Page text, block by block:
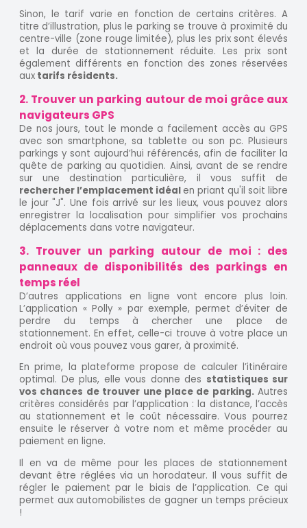
Sinon, le tarif varie en fonction de certains critères. A
titre d’illustration, plus le parking se trouve à proximité du
centre-ville (zone rouge limitée), plus les prix sont élevés
et la durée de stationnement réduite. Les prix sont
également différents en fonction des zones réservées
aux tarifs résidents.
2. Trouver un parking autour de moi grâce aux
navigateurs GPS
De nos jours, tout le monde a facilement accès au GPS
avec son smartphone, sa tablette ou son pc. Plusieurs
parkings y sont aujourd’hui référencés, afin de faciliter la
quête de parking au quotidien. Ainsi, avant de se rendre
sur une destination particulière, il vous suffit de
rechercher l’emplacement idéal en priant qu'il soit libre
le jour "J". Une fois arrivé sur les lieux, vous pouvez alors
enregistrer la localisation pour simplifier vos prochains
déplacements dans votre navigateur.
3. Trouver un parking autour de moi : des
panneaux de disponibilités des parkings en
temps réel
D’autres applications en ligne vont encore plus loin.
L’application « Polly » par exemple, permet d’éviter de
perdre du temps à chercher une place de
stationnement. En effet, celle-ci trouve à votre place un
endroit où vous pouvez vous garer, à proximité.
En prime, la plateforme propose de calculer l’itinéraire
optimal. De plus, elle vous donne des statistiques sur
vos chances de trouver une place de parking. Autres
critères considérés par l’application : la distance, l’accès
au stationnement et le coût nécessaire. Vous pourrez
ensuite le réserver à votre nom et même procéder au
paiement en ligne.
Il en va de même pour les places de stationnement
devant être réglées via un horodateur. Il vous suffit de
régler le paiement par le biais de l’application. Ce qui
permet aux automobilistes de gagner un temps précieux
!